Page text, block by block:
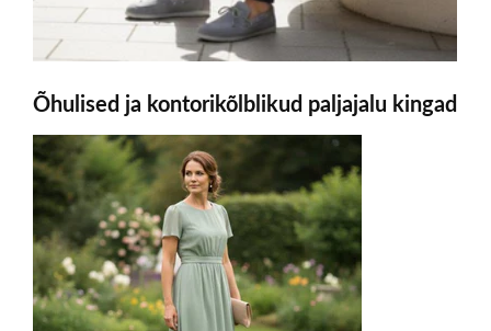
Õhulised ja kontorikõlblikud paljajalu kingad